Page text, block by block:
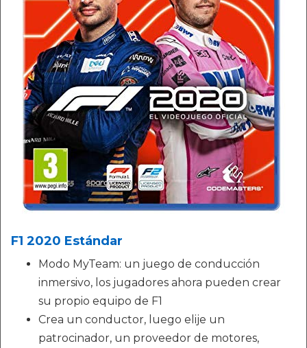
F1 2020 Estándar
Modo MyTeam: un juego de conducción
inmersivo, los jugadores ahora pueden crear
su propio equipo de F1
Crea un conductor, luego elije un
patrocinador, un proveedor de motores,